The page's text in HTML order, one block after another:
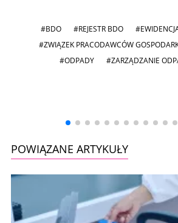
#BDO #REJESTR BDO
#ZWIĄZEK PRACODAWCÓW
#ODPADY
#ZARZĄDZANIE
POWIĄZANE ARTYKUŁY